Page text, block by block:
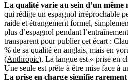
La qualité varie au sein d’un même
qui rédige un espagnol irréprochable
raide et étrangement formel,
plus d’espagnol pendant
transparent pour publier cet écart :
% de sa qualité en anglais, mais en
(Anthropic). La langue est « prise en
Une seule est prête à être mise face à
La prise en charge signifie